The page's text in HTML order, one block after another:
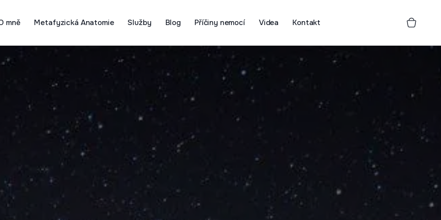
mně Metafyzická Anatomie Služby Blog Příčiny nemocí Videa Kontakt